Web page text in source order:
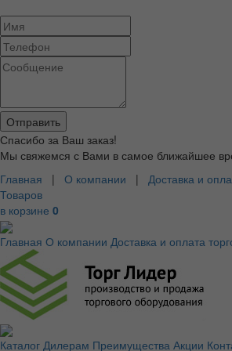
Спасибо за Ваш заказ!
Мы свяжемся с Вами в самое ближайшее
Главная | О компании | Доставка и
Товаров
в корзине 0
Главная О компании Доставка и оплата
Каталог Дилерам Преимущества Акции